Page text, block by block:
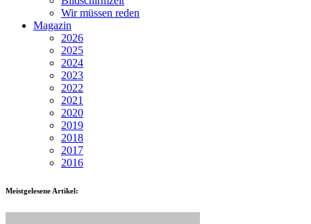
Wir müssen reden
Magazin
2026
2025
2024
2023
2022
2021
2020
2019
2018
2017
2016
Meistgelesene Artikel: